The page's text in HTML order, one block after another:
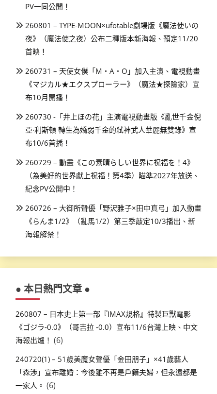
PV一同公開！
260801 – TYPE-MOON×ufotable劇場版《魔法使いの
夜》（魔法使之夜）公布二種版本新海報、預定11/20
首映！
260731 – 天使女僕「M・A・O」加入主演、電視動畫
《マジカル★エクスプローラー》（魔法★探險家）宣
布10月開播！
260730 -「井上ほの花」主演電視動畫版《亂世千金倪
亞·利斯頓 轉生為嬌弱千金的弒神武人華麗無雙錄》宣
布10/6首播！
260729 – 動畫《この素晴らしい世界に祝福を！4》
（為美好的世界獻上祝福！第4季）瞄準2027年放送、
紀念PV公開中！
260726 – 大御所聲優「野沢雅子×田中真弓」加入動畫
《らんま1/2》（亂馬1/2）第三季敲定10/3播出、新
海報解禁！
● 本日熱門文章 ●
260807 – 日本史上第一部『IMAX規格』特製巨獸電影
《ゴジラ-0.0》（哥吉拉 -0.0）宣布11/6台灣上映、中文
海報出爐！ (6)
240720(1) – 51歲美魔女聲優「金田朋子」×41歲藝人
「森渉」宣布離婚：今後雖不再是戶籍夫婦，但永遠都是
一家人。 (6)